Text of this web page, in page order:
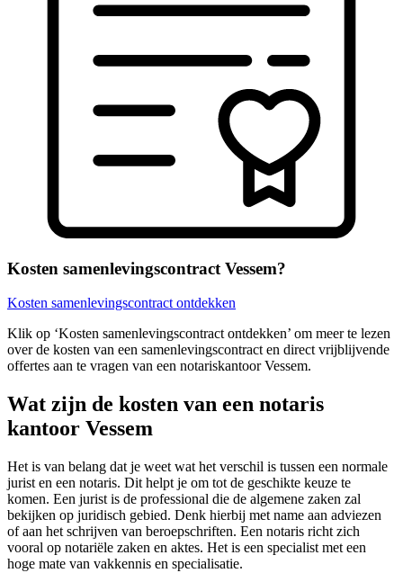
Kosten samenlevingscontract Vessem?
Kosten samenlevingscontract ontdekken
Klik op ‘Kosten samenlevingscontract ontdekken’ om meer te lezen
over de kosten van een samenlevingscontract en direct vrijblijvende
offertes aan te vragen van een notariskantoor Vessem.
Wat zijn de kosten van een notaris
kantoor Vessem
Het is van belang dat je weet wat het verschil is tussen een normale
jurist en een notaris. Dit helpt je om tot de geschikte keuze te
komen. Een jurist is de professional die de algemene zaken zal
bekijken op juridisch gebied. Denk hierbij met name aan adviezen
of aan het schrijven van beroepschriften. Een notaris richt zich
vooral op notariële zaken en aktes. Het is een specialist met een
hoge mate van vakkennis en specialisatie.